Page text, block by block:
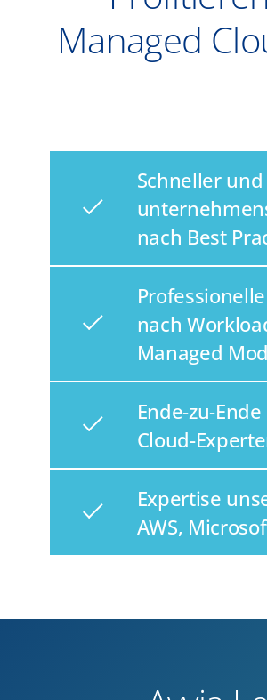
Managed
Schneller
nach Best
nach
Managed
Ende-zu-
Cloud-
Expertise
AWS,